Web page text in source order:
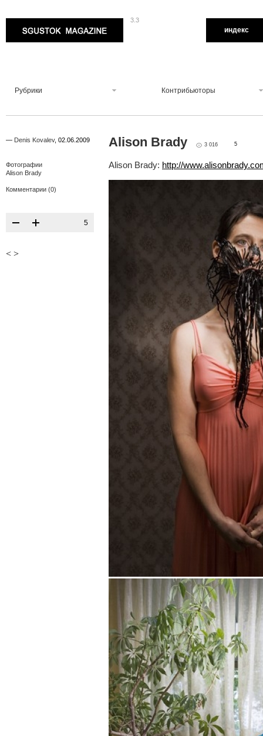
3.3
индекс
Рубрики Контрибьюторы
— Denis Kovalev, 02.06.2009
Фотографии
Alison Brady
Комментарии (0)
5
< >
Alison Brady 3 016 5
Alison Brady: http://